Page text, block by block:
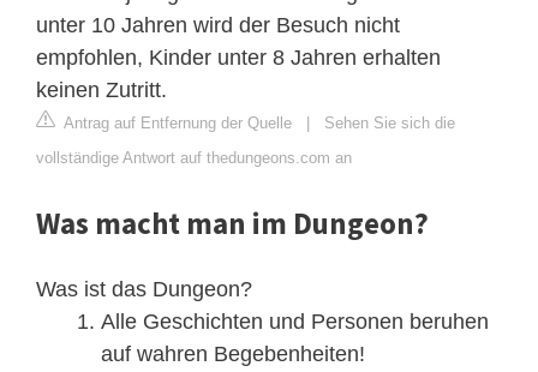
unter 10 Jahren wird der Besuch nicht
empfohlen, Kinder unter 8 Jahren erhalten
keinen Zutritt.
Antrag auf Entfernung der Quelle | Sehen Sie sich die
vollständige Antwort auf thedungeons.com an
Was macht man im Dungeon?
Was ist das Dungeon?
Alle Geschichten und Personen beruhen
auf wahren Begebenheiten!